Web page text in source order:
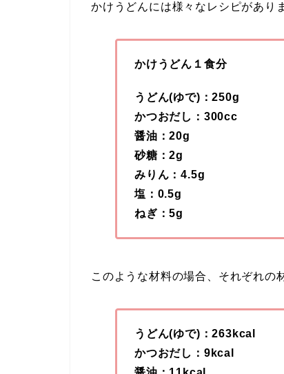
かけうどんには様々なレシピがあり
かけうどん１食分
うどん(ゆで)：250g
かつおだし：300cc
醤油：20g
砂糖：2g
みりん：4.5g
塩：0.5g
ねぎ：5g
このような材料の場合、それぞれの
うどん(ゆで)：263kcal
かつおだし：9kcal